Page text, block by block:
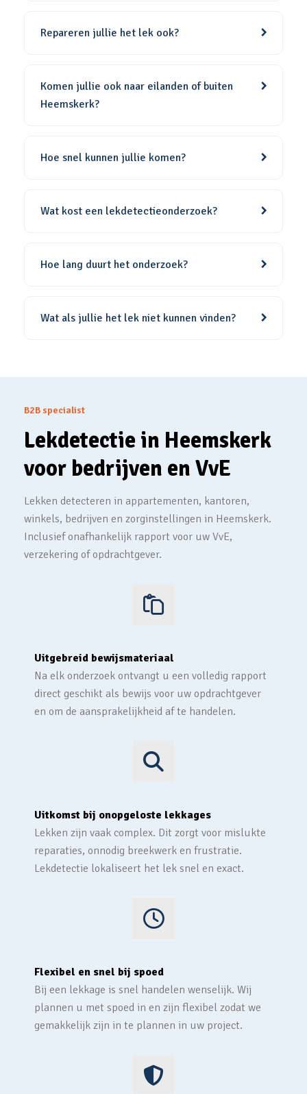
Repareren jullie het lek ook?
Komen jullie ook naar eilanden of buiten
Heemskerk?
Hoe snel kunnen jullie komen?
Wat kost een lekdetectieonderzoek?
Hoe lang duurt het onderzoek?
Wat als jullie het lek niet kunnen vinden?
B2B specialist
Lekdetectie in Heemskerk
voor bedrijven en VvE
Lekken detecteren in appartementen, kantoren,
winkels, bedrijven en zorginstellingen in Heemskerk.
Inclusief onafhankelijk rapport voor uw VvE,
verzekering of opdrachtgever.
Uitgebreid bewijsmateriaal
Na elk onderzoek ontvangt u een volledig rapport
direct geschikt als bewijs voor uw opdrachtgever
en om de aansprakelijkheid af te handelen.
Uitkomst bij onopgeloste lekkages
Lekken zijn vaak complex. Dit zorgt voor mislukte
reparaties, onnodig breekwerk en frustratie.
Lekdetectie lokaliseert het lek snel en exact.
Flexibel en snel bij spoed
Bij een lekkage is snel handelen wenselijk. Wij
plannen u met spoed in en zijn flexibel zodat we
gemakkelijk zijn in te plannen in uw project.